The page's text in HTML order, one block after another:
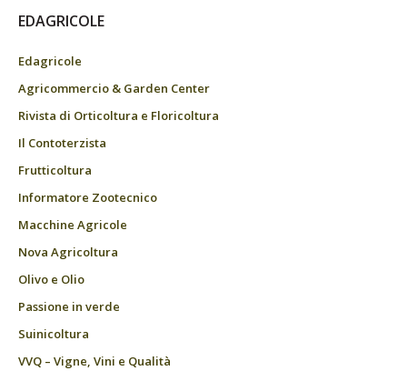
EDAGRICOLE
Edagricole
Agricommercio & Garden Center
Rivista di Orticoltura e Floricoltura
Il Contoterzista
Frutticoltura
Informatore Zootecnico
Macchine Agricole
Nova Agricoltura
Olivo e Olio
Passione in verde
Suinicoltura
VVQ – Vigne, Vini e Qualità